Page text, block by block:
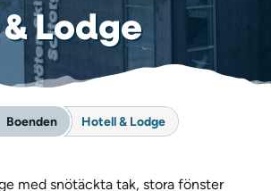
Lodge
Boenden Hotell & Lodge